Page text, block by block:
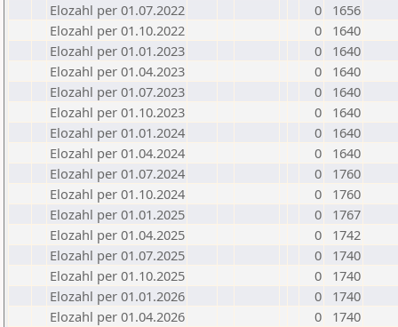
Elozahl per 01.07.2022
0
1656
Elozahl per 01.10.2022
0
1640
Elozahl per 01.01.2023
0
1640
Elozahl per 01.04.2023
0
1640
Elozahl per 01.07.2023
0
1640
Elozahl per 01.10.2023
0
1640
Elozahl per 01.01.2024
0
1640
Elozahl per 01.04.2024
0
1640
Elozahl per 01.07.2024
0
1760
Elozahl per 01.10.2024
0
1760
Elozahl per 01.01.2025
0
1767
Elozahl per 01.04.2025
0
1742
Elozahl per 01.07.2025
0
1740
Elozahl per 01.10.2025
0
1740
Elozahl per 01.01.2026
0
1740
Elozahl per 01.04.2026
0
1740